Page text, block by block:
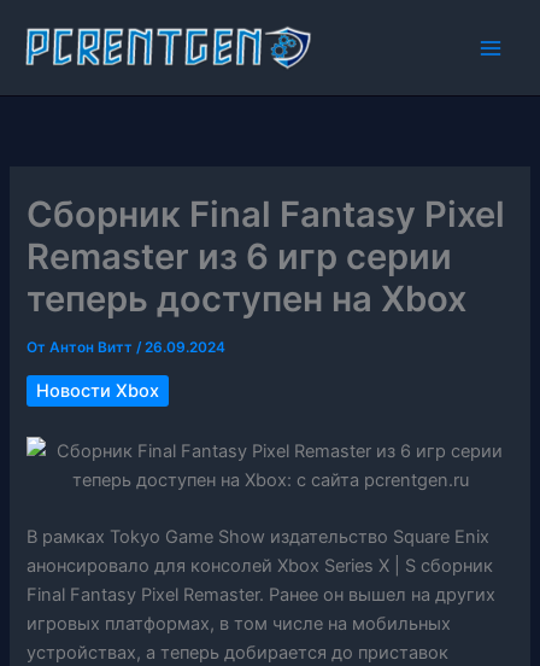
содержимому
Сборник Final Fantasy Pixel
Remaster из 6 игр серии
теперь доступен на Xbox
ОтАнтон Витт/26.09.2024
Новости Xbox
В рамках Tokyo Game Show издательство Square Enix
анонсировало для консолей Xbox Series X | S сборник
Final Fantasy Pixel Remaster. Ранее он вышел на других
игровых платформах, в том числе на мобильных
устройствах, а теперь добирается до приставок